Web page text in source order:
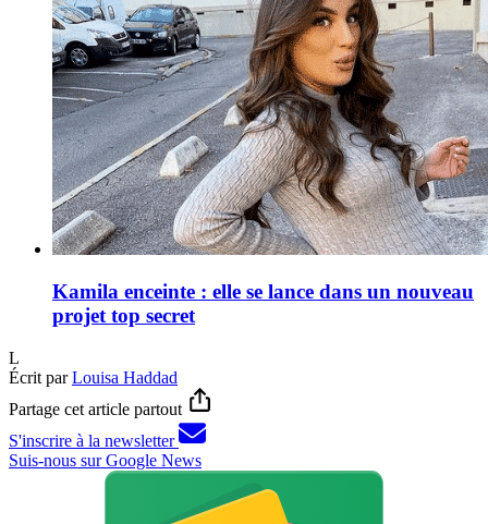
Kamila enceinte : elle se lance dans un nouveau
projet top secret
L
Écrit parLouisa Haddad
Partage cet article partout
S'inscrire à la newsletter
Suis-nous sur Google News